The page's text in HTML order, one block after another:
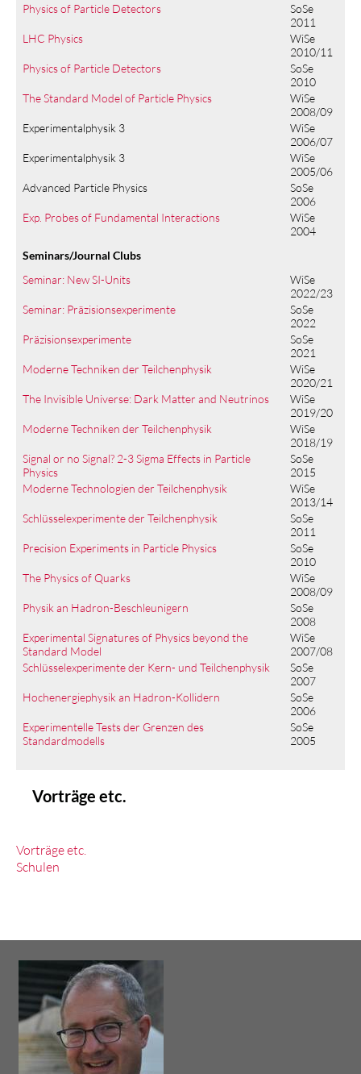
Physics of Particle Detectors
SoSe
2011
LHC Physics
WiSe
2010/11
Physics of Particle Detectors
SoSe
2010
The Standard Model of Particle Physics
WiSe
2008/09
Experimentalphysik 3
WiSe
2006/07
Experimentalphysik 3
WiSe
2005/06
Advanced Particle Physics
SoSe
2006
Exp. Probes of Fundamental Interactions
WiSe
2004
Seminars/Journal Clubs
Seminar: New SI-Units
WiSe
2022/23
Seminar: Präzisionsexperimente
SoSe
2022
Präzisionsexperimente
SoSe
2021
Moderne Techniken der Teilchenphysik
WiSe
2020/21
The Invisible Universe: Dark Matter and Neutrinos
WiSe
2019/20
Moderne Techniken der Teilchenphysik
WiSe
2018/19
Signal or no Signal? 2-3 Sigma Effects in Particle
Physics
SoSe
2015
Moderne Technologien der Teilchenphysik
WiSe
2013/14
Schlüsselexperimente der Teilchenphysik
SoSe
2011
Precision Experiments in Particle Physics
SoSe
2010
The Physics of Quarks
WiSe
2008/09
Physik an Hadron-Beschleunigern
SoSe
2008
Experimental Signatures of Physics beyond the
Standard Model
WiSe
2007/08
Schlüsselexperimente der Kern- und Teilchenphysik
SoSe
2007
Hochenergiephysik an Hadron-Kollidern
SoSe
2006
Experimentelle Tests der Grenzen des
Standardmodells
SoSe
2005
Vorträge etc.
Vorträge etc.
Schulen